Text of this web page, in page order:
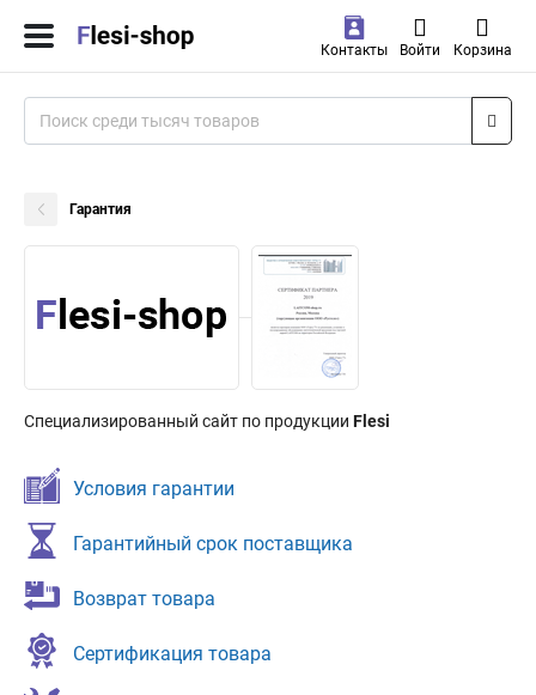
Контакты Войти Корзина
Гарантия
Специализированный сайт по продукции Flesi
Условия гарантии
Гарантийный срок поставщика
Возврат товара
Сертификация товара